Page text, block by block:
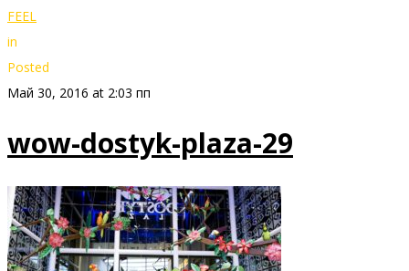
FEEL
in
Posted
Май 30, 2016 at 2:03 пп
wow-dostyk-plaza-29